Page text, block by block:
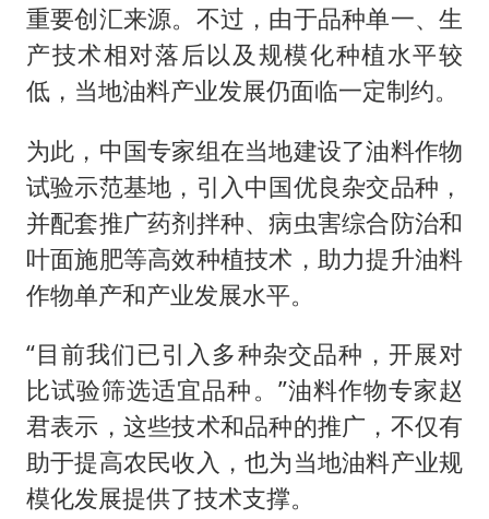
重要创汇来源。不过，由于品种单一、生
产技术相对落后以及规模化种植水平较
低，当地油料产业发展仍面临一定制约。
为此，中国专家组在当地建设了油料作物
试验示范基地，引入中国优良杂交品种，
并配套推广药剂拌种、病虫害综合防治和
叶面施肥等高效种植技术，助力提升油料
作物单产和产业发展水平。
“目前我们已引入多种杂交品种，开展对
比试验筛选适宜品种。”油料作物专家赵
君表示，这些技术和品种的推广，不仅有
助于提高农民收入，也为当地油料产业规
模化发展提供了技术支撑。